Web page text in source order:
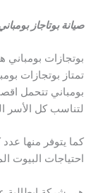
صيانة بوتاجاز
بوتجازات
تمتاز بوتجازات
بومباني تتحمل
لتناسب كل الأسر
كما يتوفر منها
احتياجات البيوت